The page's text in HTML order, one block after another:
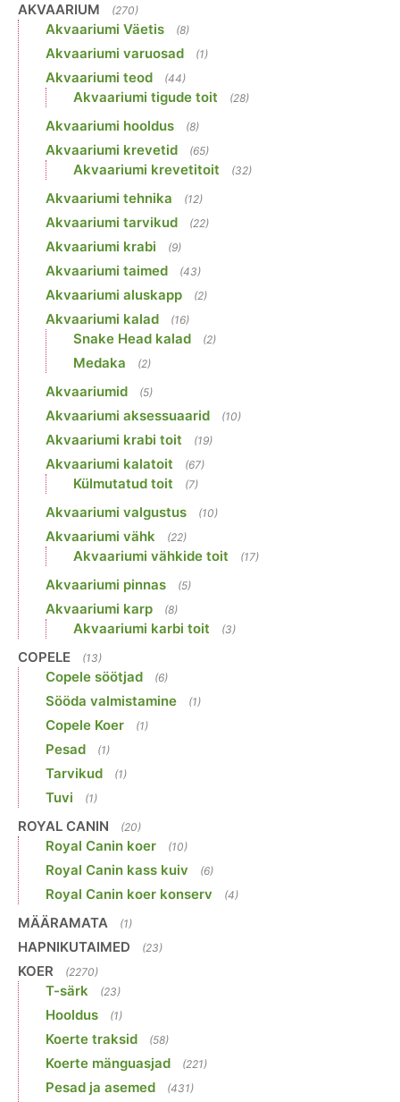
AKVAARIUM (270)
Akvaariumi Väetis (8)
Akvaariumi varuosad (1)
Akvaariumi teod (44)
Akvaariumi tigude toit (28)
Akvaariumi hooldus (8)
Akvaariumi krevetid (65)
Akvaariumi krevetitoit (32)
Akvaariumi tehnika (12)
Akvaariumi tarvikud (22)
Akvaariumi krabi (9)
Akvaariumi taimed (43)
Akvaariumi aluskapp (2)
Akvaariumi kalad (16)
Snake Head kalad (2)
Medaka (2)
Akvaariumid (5)
Akvaariumi aksessuaarid (10)
Akvaariumi krabi toit (19)
Akvaariumi kalatoit (67)
Külmutatud toit (7)
Akvaariumi valgustus (10)
Akvaariumi vähk (22)
Akvaariumi vähkide toit (17)
Akvaariumi pinnas (5)
Akvaariumi karp (8)
Akvaariumi karbi toit (3)
COPELE (13)
Copele söötjad (6)
Sööda valmistamine (1)
Copele Koer (1)
Pesad (1)
Tarvikud (1)
Tuvi (1)
ROYAL CANIN (20)
Royal Canin koer (10)
Royal Canin kass kuiv (6)
Royal Canin koer konserv (4)
MÄÄRAMATA (1)
HAPNIKUTAIMED (23)
KOER (2270)
T-särk (23)
Hooldus (1)
Koerte traksid (58)
Koerte mänguasjad (221)
Pesad ja asemed (431)